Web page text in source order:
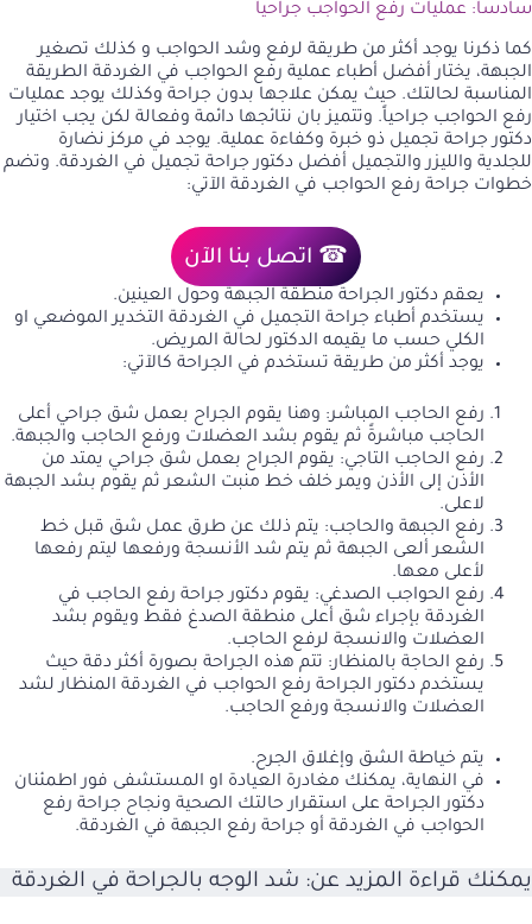
سادساً: عمليات رفع الحواجب جراحياً
كما ذكرنا يوجد أكثر من طريقة لرفع وشد الحواجب و كذلك تصغير
الجبهة، يختار أفضل أطباء عملية رفع الحواجب في الغردقة الطريقة
المناسبة لحالتك. حيث يمكن علاجها بدون جراحة وكذلك يوجد عمليات
رفع الحواجب جراحياً. وتتميز بان نتائجها دائمة وفعالة لكن يجب اختيار
دكتور جراحة تجميل ذو خبرة وكفاءة عملية. يوجد في مركز نضارة
للجلدية والليزر والتجميل أفضل دكتور جراحة تجميل في الغردقة. وتضم
خطوات جراحة رفع الحواجب في الغردقة الآتي:
☎ اتصل بنا الآن
يعقم دكتور الجراحة منطقة الجبهة وحول العينين.
يستخدم أطباء جراحة التجميل في الغردقة التخدير الموضعي او
الكلي حسب ما يقيمه الدكتور لحالة المريض.
يوجد أكثر من طريقة تستخدم في الجراحة كالآتي:
رفع الحاجب المباشر: وهنا يقوم الجراح بعمل شق جراحي أعلى
الحاجب مباشرةً ثم يقوم بشد العضلات ورفع الحاجب والجبهة.
رفع الحاجب التاجي: يقوم الجراح بعمل شق جراحي يمتد من
الأذن إلى الأذن ويمر خلف خط منبت الشعر ثم يقوم بشد الجبهة
لاعلى.
رفع الجبهة والحاجب: يتم ذلك عن طرق عمل شق قبل خط
الشعر ألعى الجبهة ثم يتم شد الأنسجة ورفعها ليتم رفعها
لأعلى معها.
رفع الحواجب الصدغي: يقوم دكتور جراحة رفع الحاجب في
الغردقة بإجراء شق أعلى منطقة الصدغ فقط ويقوم بشد
العضلات والانسجة لرفع الحاجب.
رفع الحاجة بالمنظار: تتم هذه الجراحة بصورة أكثر دقة حيث
يستخدم دكتور الجراحة رفع الحواجب في الغردقة المنظار لشد
العضلات والانسجة ورفع الحاجب.
يتم خياطة الشق وإغلاق الجرح.
في النهاية، يمكنك مغادرة العيادة او المستشفى فور اطمئنان
دكتور الجراحة على استقرار حالتك الصحية ونجاح جراحة رفع
الحواجب في الغردقة أو جراحة رفع الجبهة في الغردقة.
يمكنك قراءة المزيد عن: شد الوجه بالجراحة في الغردقة